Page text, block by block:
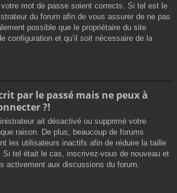
votre mot de passe soient corrects. Si tel est le
du forum afin de vous assurer de ne pas
possible que le propriétaire du site
configuration et qu’il soit nécessaire de la
par le passé mais ne peux à
?!
ait désactivé ou supprimé votre
raison. De plus, beaucoup de forums
les utilisateurs inactifs afin de réduire la taille
Si tel était le cas, inscrivez-vous de nouveau et
activement aux discussions du forum.